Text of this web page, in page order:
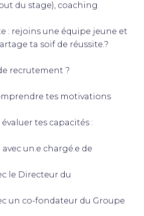
du stage), coaching
: rejoins une équipe jeune et
ta soif de réussite.?
recrutement ?
tes motivations
tes capacités :
un.e chargé.e de
le Directeur du
un co-fondateur du Groupe